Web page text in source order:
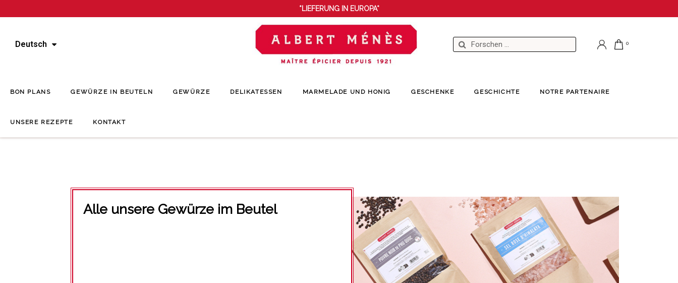
*LIEFERUNG IN EUROPA*
Deutsch
BON PLANS GEWÜRZE IN BEUTELN GEWÜRZE DELIKATESSEN MARMELADE UND HONIG GESCHENKE GESCHICHTE NOTRE PARTENAIRE
UNSERE REZEPTE KONTAKT
Alle unsere Gewürze im Beutel